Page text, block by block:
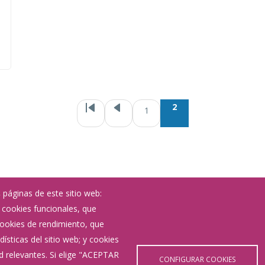
Paginación
1 2
de este sitio web:
funcionales, que
de rendimiento, que
del sitio web; y cookies
Si elige "ACEPTAR
CONFIGURAR COOKIES
Corporación Municipal
Teléfonos de interés